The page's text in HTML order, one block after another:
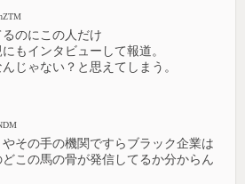
のにこの人だけ
もインタビューして報道。
じゃない？と思えてしまう。
その手の機関ですらブラック企業は
この馬の骨が発信してるか分からん